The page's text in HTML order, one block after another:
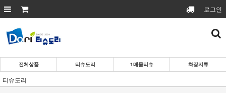
로그인
전체상품 티슈도리 1매물티슈 화장지류
티슈도리